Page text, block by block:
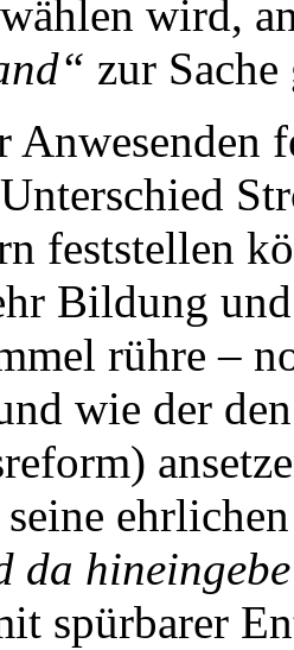
wird,
zur
Anwesenden
feststellen
Bildung
rühre –
wie der
da
spürbarer